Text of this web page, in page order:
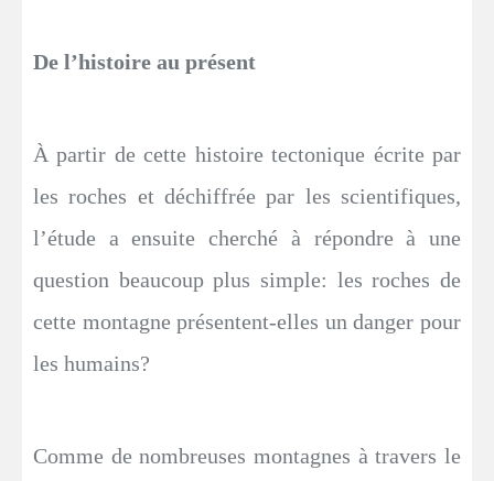
De l’histoire au présent
À partir de cette histoire tectonique écrite par
les roches et déchiffrée par les scientifiques,
l’étude a ensuite cherché à répondre à une
question beaucoup plus simple: les roches de
cette montagne présentent-elles un danger pour
les humains?
Comme de nombreuses montagnes à travers le